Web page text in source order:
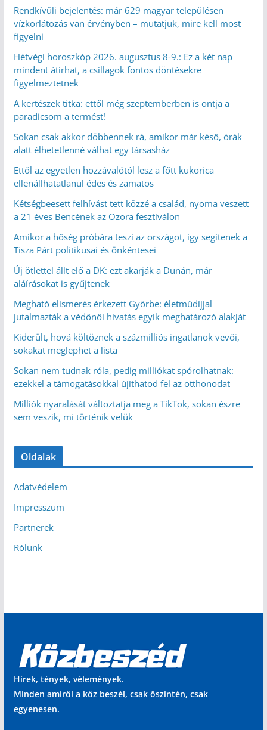
Rendkívüli bejelentés: már 629 magyar településen
vízkorlátozás van érvényben – mutatjuk, mire kell most
figyelni
Hétvégi horoszkóp 2026. augusztus 8-9.: Ez a két nap
mindent átírhat, a csillagok fontos döntésekre
figyelmeztetnek
A kertészek titka: ettől még szeptemberben is ontja a
paradicsom a termést!
Sokan csak akkor döbbennek rá, amikor már késő, órák
alatt élhetetlenné válhat egy társasház
Ettől az egyetlen hozzávalótól lesz a főtt kukorica
ellenállhatatlanul édes és zamatos
Kétségbeesett felhívást tett közzé a család, nyoma veszett
a 21 éves Bencének az Ozora fesztiválon
Amikor a hőség próbára teszi az országot, így segítenek a
Tisza Párt politikusai és önkéntesei
Új ötlettel állt elő a DK: ezt akarják a Dunán, már
aláírásokat is gyűjtenek
Megható elismerés érkezett Győrbe: életműdíjjal
jutalmazták a védőnői hivatás egyik meghatározó alakját
Kiderült, hová költöznek a százmilliós ingatlanok vevői,
sokakat meglephet a lista
Sokan nem tudnak róla, pedig milliókat spórolhatnak:
ezekkel a támogatásokkal újíthatod fel az otthonodat
Milliók nyaralását változtatja meg a TikTok, sokan észre
sem veszik, mi történik velük
Oldalak
Adatvédelem
Impresszum
Partnerek
Rólunk
Hírek, tények, vélemények.
Minden amiről a köz beszél, csak őszintén, csak
egyenesen.